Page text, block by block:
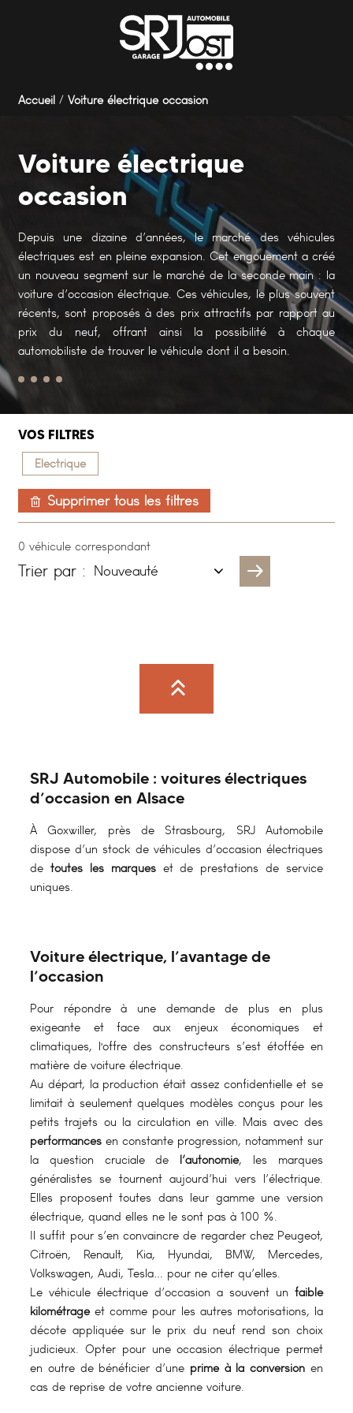
Accueil Voiture électrique occasion
Voiture électrique
occasion
Depuis une dizaine d’années, le marché des véhicules
électriques est en pleine expansion. Cet engouement a créé
un nouveau segment sur le marché de la seconde main : la
voiture d’occasion électrique. Ces véhicules, le plus souvent
récents, sont proposés à des prix attractifs par rapport au
prix du neuf, offrant ainsi la possibilité à chaque
automobiliste de trouver le véhicule dont il a besoin.
VOS FILTRES
Electrique
Supprimer tous les filtres
0 véhicule correspondant
Trier par :
SRJ Automobile : voitures électriques
d’occasion en Alsace
À Goxwiller, près de Strasbourg, SRJ Automobile
dispose d’un stock de véhicules d’occasion électriques
de toutes les marqueset de prestations de service
uniques.
Voiture électrique, l’avantage de
l’occasion
Pour répondre à une demande de plus en plus
exigeante et face aux enjeux économiques et
climatiques, l'offre des constructeurs s’est étoffée en
matière de voiture électrique.
Au départ, la production était assez confidentielle et se
limitait à seulement quelques modèles conçus pour les
petits trajets ou la circulation en ville. Mais avec des
performances en constante progression, notamment sur
la question cruciale de
l’autonomie, les marques
généralistes se tournent aujourd’hui vers l’électrique.
Elles proposent toutes dans leur gamme une version
électrique, quand elles ne le sont pas à 100 %.
Il suffit pour s’en convaincre de regarder chez Peugeot,
Citroën, Renault, Kia, Hyundai, BMW, Mercedes,
Volkswagen, Audi, Tesla… pour ne citer qu’elles.
Le véhicule électrique d’occasion a souvent un faible
kilométrageet comme pour les autres motorisations, la
décote appliquée sur le prix du neuf rend son choix
judicieux. Opter pour une occasion électrique permet
en outre de bénéficier d’une prime à la conversion en
cas de reprise de votre ancienne voiture.